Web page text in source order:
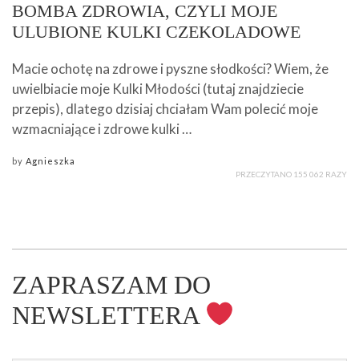
BOMBA ZDROWIA, CZYLI MOJE
ULUBIONE KULKI CZEKOLADOWE
Macie ochotę na zdrowe i pyszne słodkości? Wiem, że
uwielbiacie moje Kulki Młodości (tutaj znajdziecie
przepis), dlatego dzisiaj chciałam Wam polecić moje
wzmacniające i zdrowe kulki …
by Agnieszka
PRZECZYTANO 155 062 RAZY
ZAPRASZAM DO
NEWSLETTERA